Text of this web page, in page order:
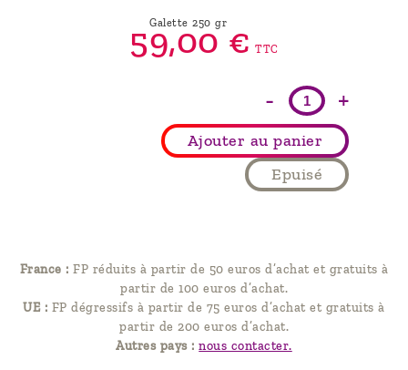
Galette 250 gr
59,00€ TTC
- +
Ajouter au panier
Epuisé
France : FP réduits à partir de 50 euros d’achat et gratuits à
partir de 100 euros d’achat.
UE : FP dégressifs à partir de 75 euros d’achat et gratuits à
partir de 200 euros d’achat.
Autres pays : nous contacter.